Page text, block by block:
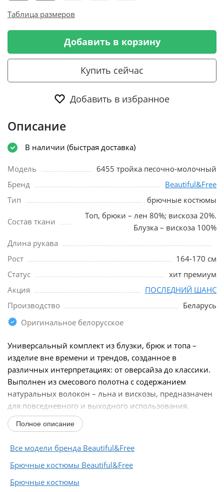
Таблица размеров
Добавить в корзину
Купить сейчас
Добавить в избранное
Описание
В наличии (быстрая доставка)
Модель
6455 тройка песочно-молочный
Бренд
Beautiful&Free
Тип
брючные костюмы
Состав ткани
Топ, брюки – лен 80%; вискоза 20%.
Блузка – вискоза 100%
Длина рукава
Рост
164-170 см
Статус
хит премиум
Акция
ПОСЛЕДНИЙ ШАНС
Производство
Беларусь
Оригинальное белорусское
Универсальный комплект из блузки, брюк и топа –
изделие вне времени и трендов, созданное в
различных интерпретациях: от оверсайза до классики.
Выполнен из смесового полотна с содержанием
натуральных волокон – льна и вискозы, предназначен
для повседневного и выходного использования.
Найдет...
Полное описание
Все модели бренда Beautiful&Free
Брючные костюмы Beautiful&Free
Брючные костюмы